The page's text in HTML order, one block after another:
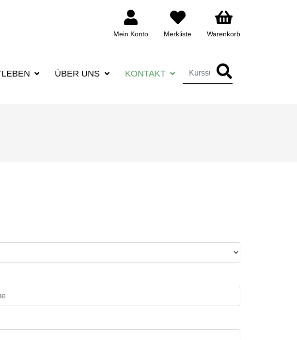
Mein Konto Merkliste Warenkorb
ÜBER UNS KONTAKT
SUCHBEGRIFF FÜR DIE KURSSUCHE EINGEBEN